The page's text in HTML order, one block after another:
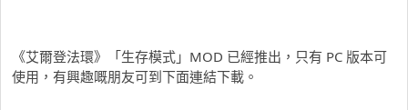
《艾爾登法環》「生存模式」MOD 已經推出，只有 PC 版本可
使用，有興趣嘅朋友可到下面連結下載。